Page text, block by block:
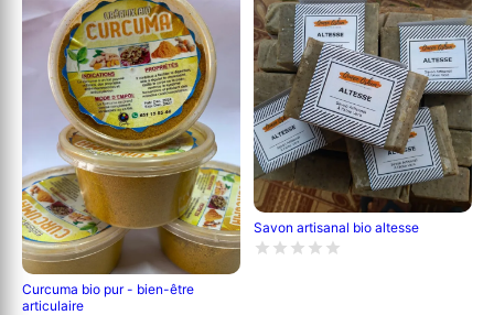
Curcuma bio pur - bien-être
articulaire
Savon artisanal bio altesse